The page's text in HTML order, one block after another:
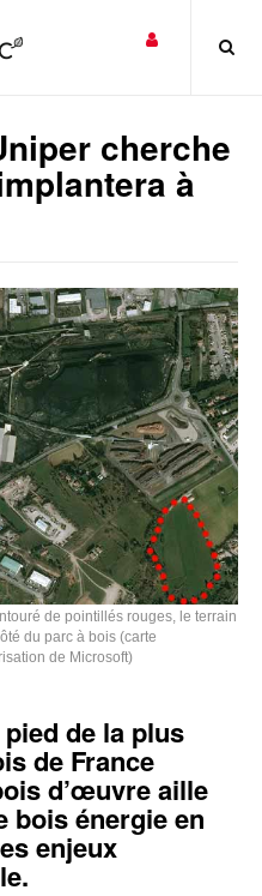
cherche
à
de pointillés rouges, le terrain
du parc à bois (carte
de Microsoft)
de la plus
de France
d’œuvre aille
bois énergie en
enjeux